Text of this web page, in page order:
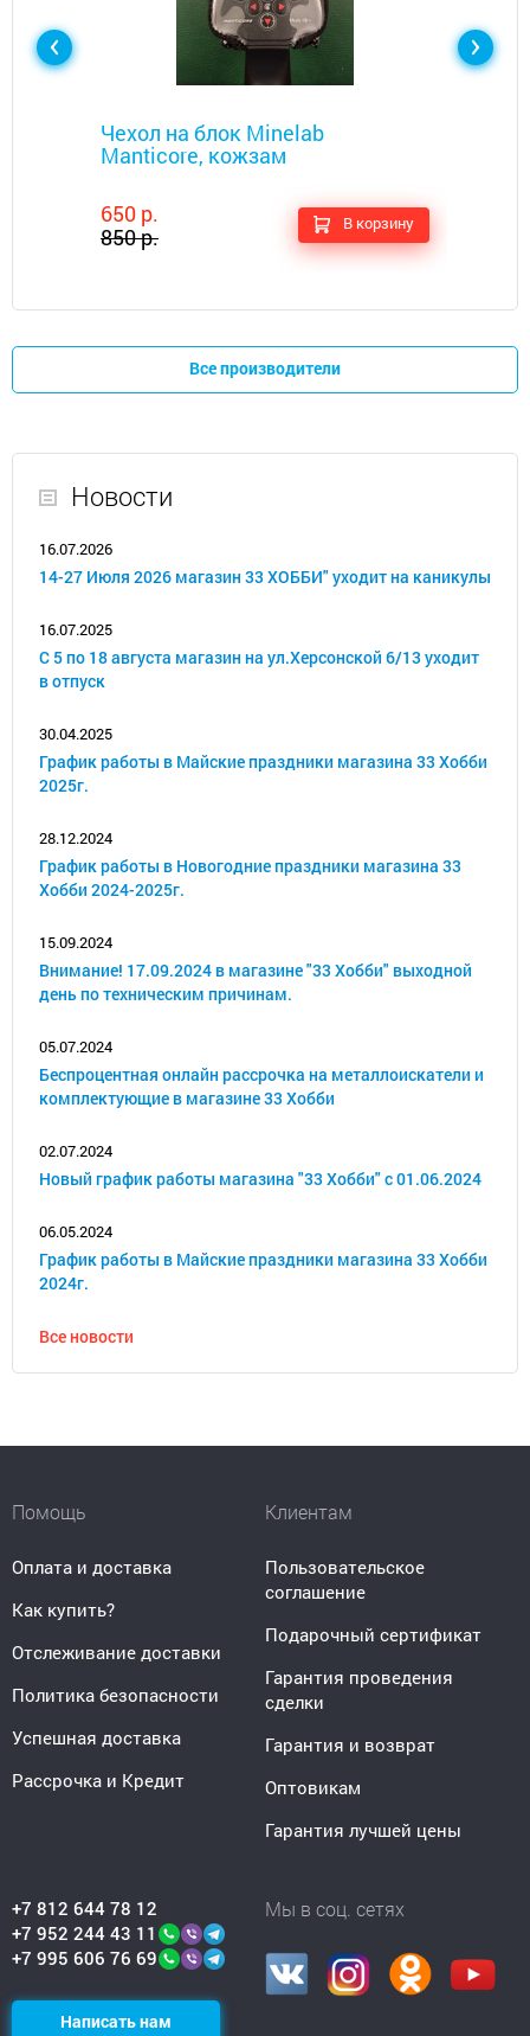
Чехол на блок Minelab
Manticore, кожзам
650 р.
850 р.
В корзину
Все производители
Новости
16.07.2026
14-27 Июля 2026 магазин 33 ХОББИ" уходит на каникулы
16.07.2025
С 5 по 18 августа магазин на ул.Херсонской 6/13 уходит
в отпуск
30.04.2025
График работы в Майские праздники магазина 33 Хобби
2025г.
28.12.2024
График работы в Новогодние праздники магазина 33
Хобби 2024-2025г.
15.09.2024
Внимание! 17.09.2024 в магазине "33 Хобби" выходной
день по техническим причинам.
05.07.2024
Беспроцентная онлайн рассрочка на металлоискатели и
комплектующие в магазине 33 Хобби
02.07.2024
Новый график работы магазина "33 Хобби" с 01.06.2024
06.05.2024
График работы в Майские праздники магазина 33 Хобби
2024г.
Все новости
Помощь
Оплата и доставка
Как купить?
Отслеживание доставки
Политика безопасности
Успешная доставка
Рассрочка и Кредит
Клиентам
Пользовательское
соглашение
Подарочный сертификат
Гарантия проведения
сделки
Гарантия и возврат
Оптовикам
Гарантия лучшей цены
+7 812 644 78 12
+7 952 244 43 11
+7 995 606 76 69
Написать нам
Мы в соц. сетях